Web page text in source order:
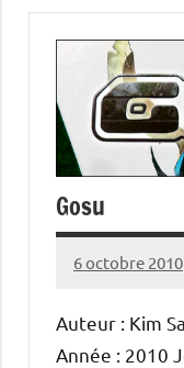
Gosu
6 octobre 2010
backus
2
Auteur : Kim
Année : 2010